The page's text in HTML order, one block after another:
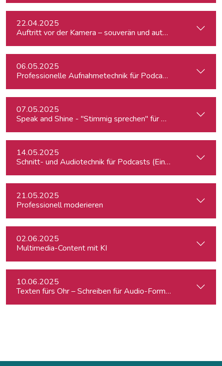
22.04.2025
Auftritt vor der Kamera – souverän und authentisch
06.05.2025
Professionelle Aufnahmetechnik für Podcasts & Radio
07.05.2025
Speak and Shine - "Stimmig sprechen" für Podcast,
14.05.2025
Schnitt- und Audiotechnik für Podcasts (Einsteiger:innen)
21.05.2025
Professionell moderieren
02.06.2025
Multimedia-Content mit KI
10.06.2025
Texten fürs Ohr – Schreiben für Audio-Formate